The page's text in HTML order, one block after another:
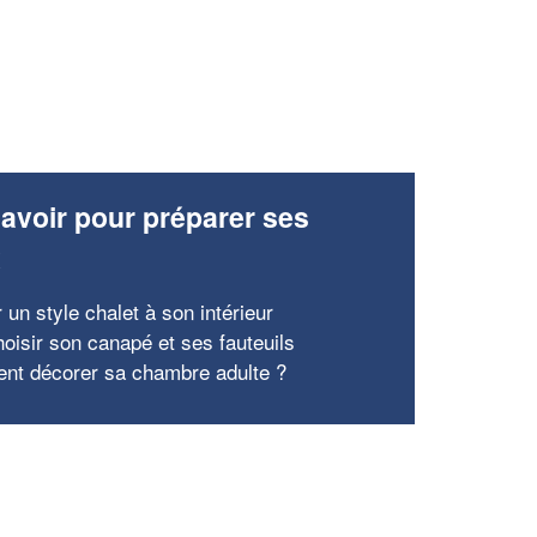
pour préparer ses
un style chalet à son intérieur
son canapé et ses fauteuils
décorer sa chambre adulte ?